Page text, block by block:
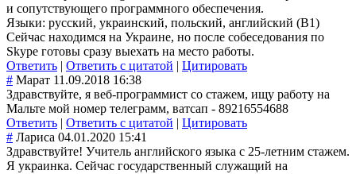
и сопутствующего программного обеспечения.
Языки: русский, украинский, польский, английский (B1)
Сейчас находимся на Украине, но после собеседования по
Skype готовы сразу выехать на место работы.
Ответить
Ответить с цитатой
Цитировать
# Марат 11.09.2018 16:38
Здравствуйте, я веб-программист со стажем, ищу работу на
Мальте мой номер телеграмм, ватсап - 89216554688
Ответить
Ответить с цитатой
Цитировать
# Лариса 04.01.2020 15:41
Здравствуйте! Учитель английского языка с 25-летним стажем.
Я украинка. Сейчас государственный служащий на